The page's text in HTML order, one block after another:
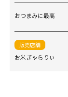
おつまみに最高
販売店舗
お米ぎゃらりぃ